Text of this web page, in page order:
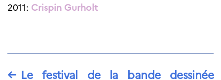
2011: Crispin Gurholt
← Le festival de la bande dessinée